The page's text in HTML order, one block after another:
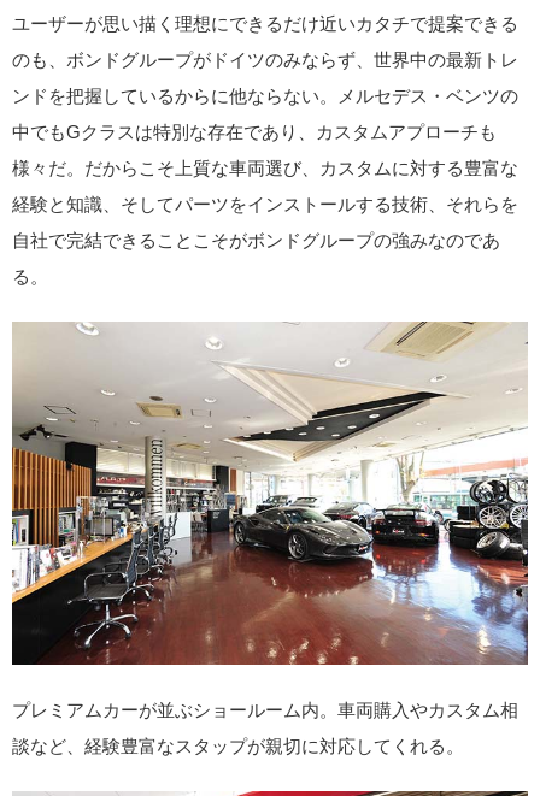
ユーザーが思い描く理想にできるだけ近いカタチで提案できる
のも、ボンドグループがドイツのみならず、世界中の最新トレ
ンドを把握しているからに他ならない。メルセデス・ベンツの
中でもGクラスは特別な存在であり、カスタムアプローチも
様々だ。だからこそ上質な車両選び、カスタムに対する豊富な
経験と知識、そしてパーツをインストールする技術、それらを
自社で完結できることこそがボンドグループの強みなのであ
る。
プレミアムカーが並ぶショールーム内。車両購入やカスタム相
談など、経験豊富なスタップが親切に対応してくれる。